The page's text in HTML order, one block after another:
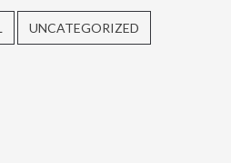
UNCATEGORIZED